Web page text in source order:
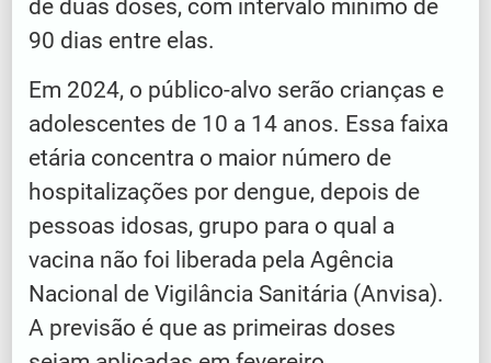
de duas doses, com intervalo mínimo de
90 dias entre elas.
Em 2024, o público-alvo serão crianças e
adolescentes de 10 a 14 anos. Essa faixa
etária concentra o maior número de
hospitalizações por dengue, depois de
pessoas idosas, grupo para o qual a
vacina não foi liberada pela Agência
Nacional de Vigilância Sanitária (Anvisa).
A previsão é que as primeiras doses